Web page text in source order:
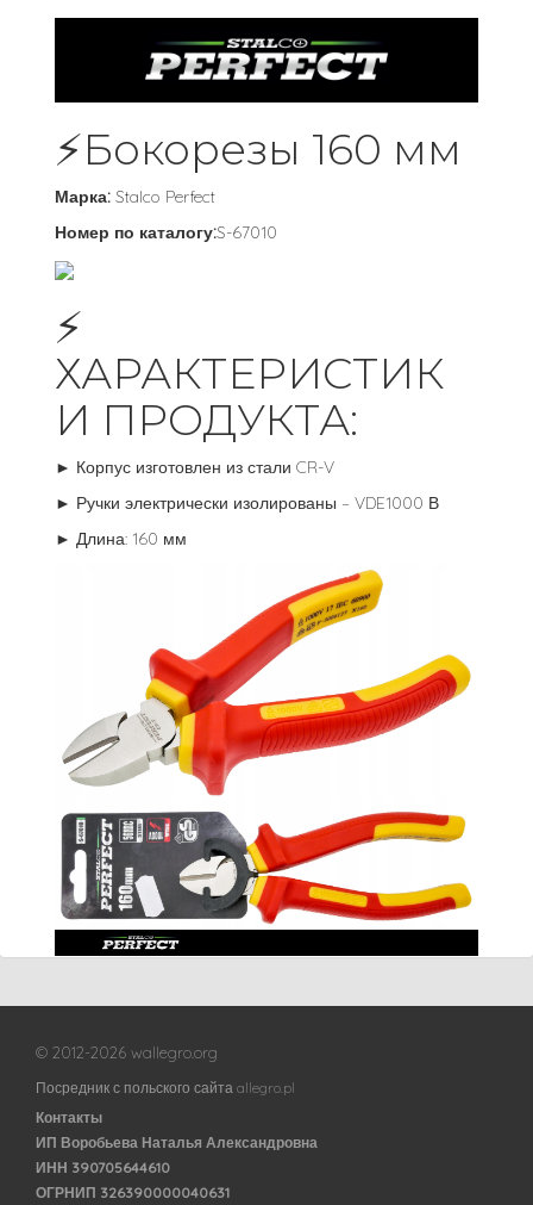
⚡️Бокорезы 160 мм
Марка: Stalco Perfect
Номер по каталогу:S-67010
⚡️
ХАРАКТЕРИСТИК
И ПРОДУКТА:
► Корпус изготовлен из стали CR-V
► Ручки электрически изолированы – VDE1000 В
► Длина: 160 мм
© 2012-2026 wallegro.org
Посредник с польского сайта allegro.pl
Контакты
ИП Воробьева Наталья Александровна
ИНН 390705644610
ОГРНИП 326390000040631